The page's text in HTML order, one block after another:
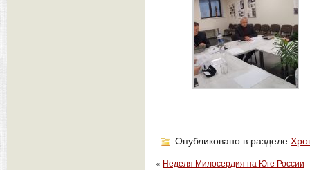
Опубликовано в разделе
« Неделя Милосердия на Юге России